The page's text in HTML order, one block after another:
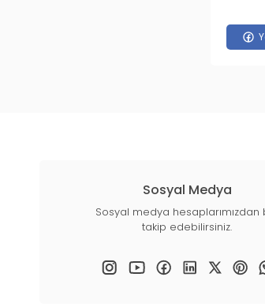
Sosyal Medya
Sosyal medya hesaplarımızdan
takip edebilirsiniz.